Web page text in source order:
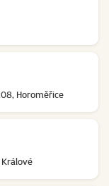
Horoměřice
Králové